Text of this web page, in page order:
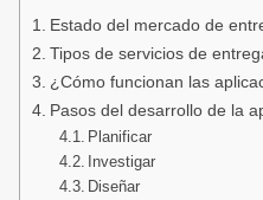
Estado del mercado de
Tipos de servicios de
¿Cómo funcionan las
Pasos del desarrollo de la
Planificar
Investigar
Diseñar